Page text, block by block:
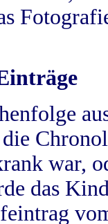
war,
das